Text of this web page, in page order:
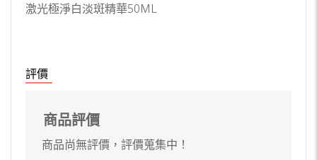
激光極淨白淡斑精華50ML
評價
商品評價
商品尚無評價，評價蒐集中！